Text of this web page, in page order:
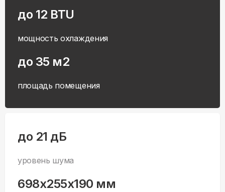
до 12 BTU
мощность охлаждения
до 35 м2
площадь помещения
до 21 дБ
уровень шума
698x255x190 мм